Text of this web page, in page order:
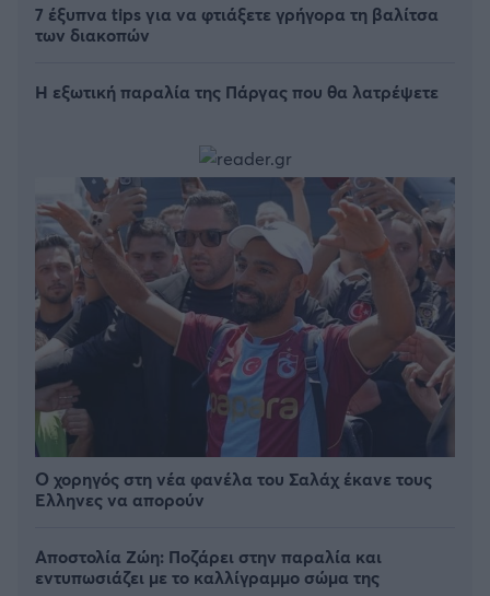
7 έξυπνα tips για να φτιάξετε γρήγορα τη βαλίτσα
των διακοπών
Η εξωτική παραλία της Πάργας που θα λατρέψετε
Ο χορηγός στη νέα φανέλα του Σαλάχ έκανε τους
Έλληνες να απορούν
Αποστολία Ζώη: Ποζάρει στην παραλία και
εντυπωσιάζει με το καλλίγραμμο σώμα της